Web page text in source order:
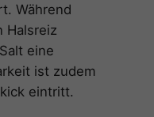
Während
Halsreiz
eine
ist zudem
eintritt.